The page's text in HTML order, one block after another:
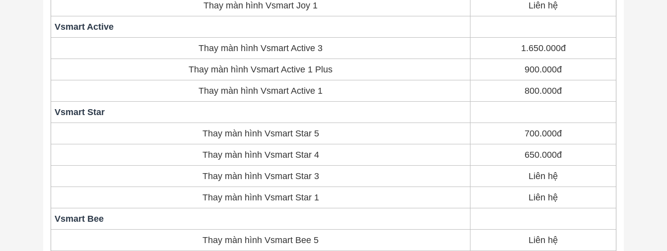
Thay màn hình Vsmart Joy 1 Liên hệ
Vsmart Active
Thay màn hình Vsmart Active 3 1.650.000đ
Thay màn hình Vsmart Active 1 Plus 900.000đ
Thay màn hình Vsmart Active 1 800.000đ
Vsmart Star
Thay màn hình Vsmart Star 5 700.000đ
Thay màn hình Vsmart Star 4 650.000đ
Thay màn hình Vsmart Star 3 Liên hệ
Thay màn hình Vsmart Star 1 Liên hệ
Vsmart Bee
Thay màn hình Vsmart Bee 5 Liên hệ